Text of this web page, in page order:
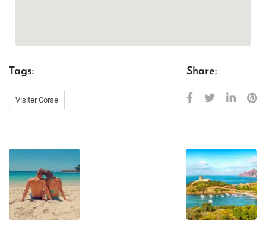
Tags:
Visiter Corse
Share: